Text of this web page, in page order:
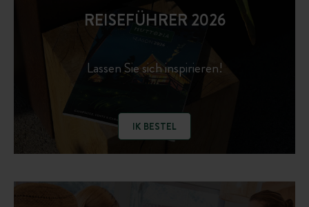
REISEFÜHRER 2026
Lassen Sie sich inspirieren!
IK BESTEL